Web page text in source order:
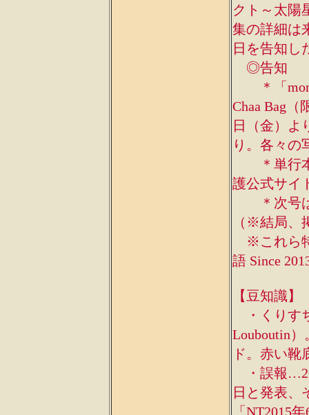
クト～太陽
集の詳細は
日を告知し
◎告知
＊「
Chaa Bag
日（金）よ
り。各々の
＊単行本
護公式サイ
＊次号は
（※結局、
※これら特
語 Since
【豆知識】
・くりす
Louboutin
ド。赤い靴
・誤報
日と発表、
「NT2015